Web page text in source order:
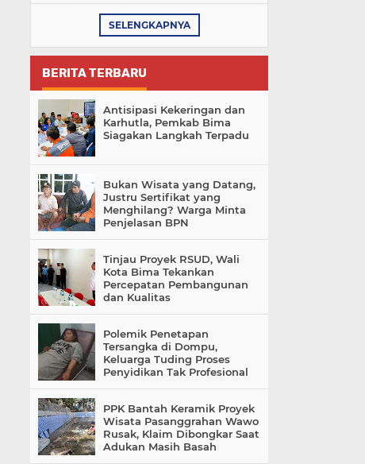
SELENGKAPNYA
BERITA TERBARU
Antisipasi Kekeringan dan
Karhutla, Pemkab Bima
Siagakan Langkah Terpadu
Bukan Wisata yang Datang,
Justru Sertifikat yang
Menghilang? Warga Minta
Penjelasan BPN
Tinjau Proyek RSUD, Wali
Kota Bima Tekankan
Percepatan Pembangunan
dan Kualitas
Polemik Penetapan
Tersangka di Dompu,
Keluarga Tuding Proses
Penyidikan Tak Profesional
PPK Bantah Keramik Proyek
Wisata Pasanggrahan Wawo
Rusak, Klaim Dibongkar Saat
Adukan Masih Basah